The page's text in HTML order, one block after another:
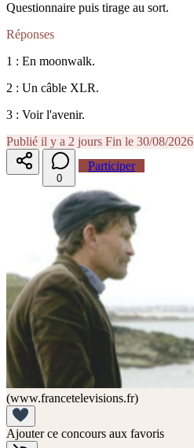
Questionnaire puis tirage au sort.
Réponses
1 : En moonwalk.
2 : Un câble XLR.
3 : Voir l'avenir.
Publié il y a 2 jours Fin le 30/08/2026
0
Participer
(www.francetelevisions.fr)
Ajouter ce concours aux favoris